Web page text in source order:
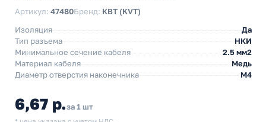
Артикул: 47480Бренд: КВТ (KVT)
Изоляция
Да
Тип разъема
НКИ
Минимальное сечение кабеля
2.5 мм2
Материал кабеля
Медь
Диаметр отверстия наконечника
М4
6,67 р.за 1 шт